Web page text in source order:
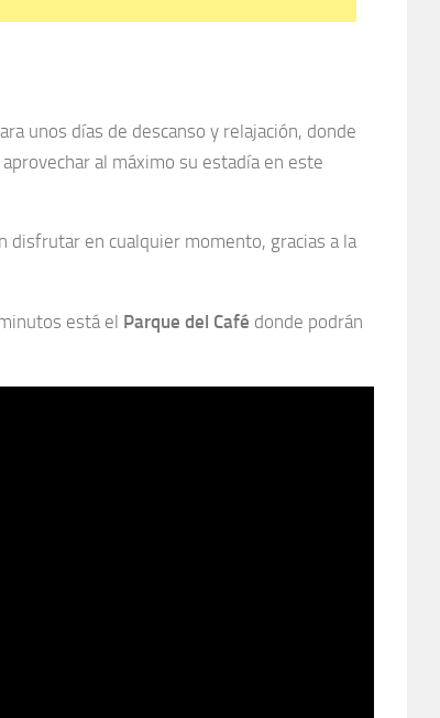
unos días de descanso y relajación, donde
al máximo su estadía en este
disfrutar en cualquier momento, gracias a la
está el Parque del Café donde podrán